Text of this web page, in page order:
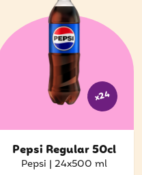
x24
Pepsi Regular 50cl
Pepsi | 24x500 ml